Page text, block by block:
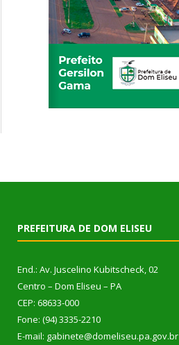
PREFEITURA DE DOM ELISEU
End.: Av. Juscelino Kubitscheck, 02
Centro – Dom Eliseu – PA
CEP: 68633-000
Fone: (94) 3335-2210
E-mail: gabinete@domeliseu.pa.gov.br